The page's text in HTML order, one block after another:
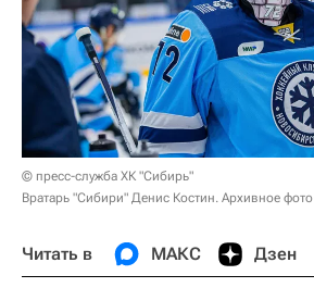
© пресс-служба ХК "Сибирь"
Вратарь "Сибири" Денис Костин. Архивное фото
Читать в МАКС Дзен